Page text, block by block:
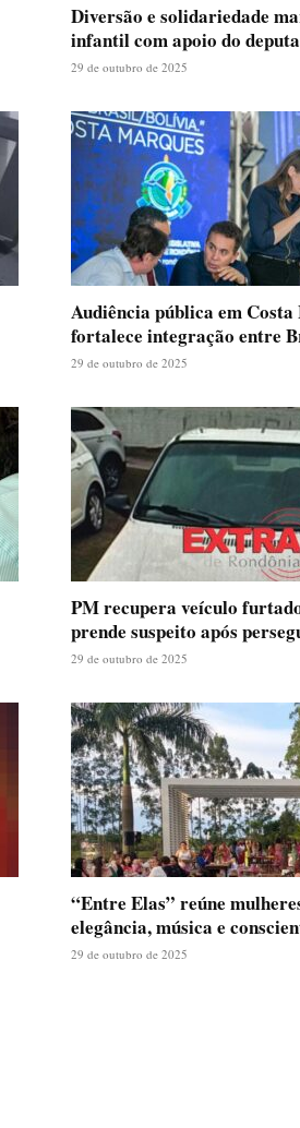
Diversão e solidariedade
infantil com apoio do
29 de outubro de 2025
Audiência pública em
fortalece integração entre
29 de outubro de 2025
PM recupera veículo
prende suspeito após
29 de outubro de 2025
“Entre Elas” reúne
elegância, música e
29 de outubro de 2025